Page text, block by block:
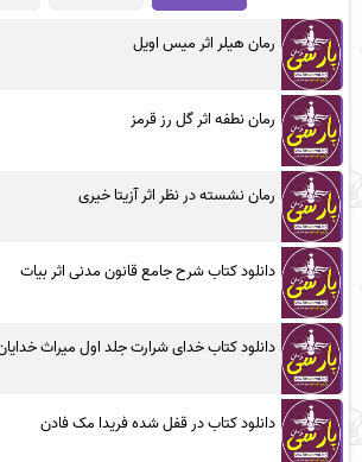
رمان هیلر اثر میس اویل
رمان نطفه اثر گل رز قرمز
رمان نشسته در نظر اثر آزیتا خیری
دانلود کتاب شرح جامع قانون مدنی اثر بیات
دانلود کتاب خدای شرارت جلد اول میراث
دانلود کتاب در قفل شده فریدا مک فادن